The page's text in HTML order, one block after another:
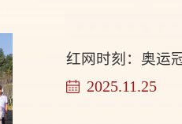
红网时刻：奥运
2025.11.25